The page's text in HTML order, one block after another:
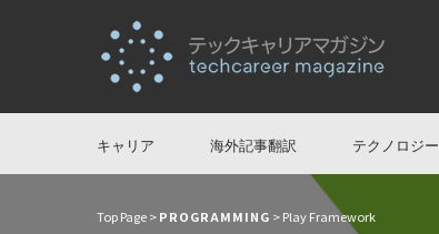
キャリア 海外記事翻訳 テクノロジー
Top Page>PROGRAMMING > Play Framework